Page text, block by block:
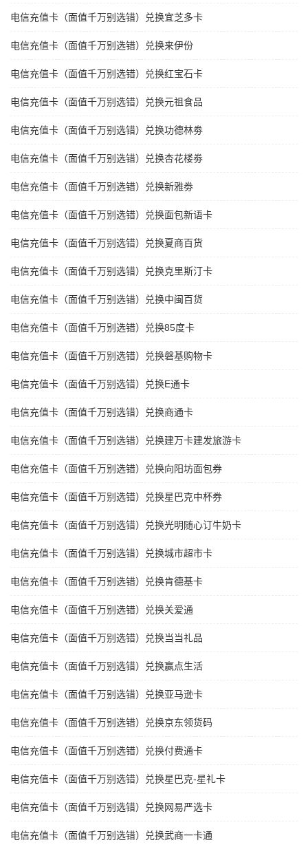
电信充值卡（面值千万别选错）兑换宜芝多卡
电信充值卡（面值千万别选错）兑换来伊份
电信充值卡（面值千万别选错）兑换红宝石卡
电信充值卡（面值千万别选错）兑换元祖食品
电信充值卡（面值千万别选错）兑换功德林劵
电信充值卡（面值千万别选错）兑换杏花楼劵
电信充值卡（面值千万别选错）兑换新雅劵
电信充值卡（面值千万别选错）兑换面包新语卡
电信充值卡（面值千万别选错）兑换夏商百货
电信充值卡（面值千万别选错）兑换克里斯汀卡
电信充值卡（面值千万别选错）兑换中闽百货
电信充值卡（面值千万别选错）兑换85度卡
电信充值卡（面值千万别选错）兑换磐基购物卡
电信充值卡（面值千万别选错）兑换E通卡
电信充值卡（面值千万别选错）兑换商通卡
电信充值卡（面值千万别选错）兑换建万卡建发旅游卡
电信充值卡（面值千万别选错）兑换向阳坊面包券
电信充值卡（面值千万别选错）兑换星巴克中杯券
电信充值卡（面值千万别选错）兑换光明随心订牛奶卡
电信充值卡（面值千万别选错）兑换城市超市卡
电信充值卡（面值千万别选错）兑换肯德基卡
电信充值卡（面值千万别选错）兑换关爱通
电信充值卡（面值千万别选错）兑换当当礼品
电信充值卡（面值千万别选错）兑换赢点生活
电信充值卡（面值千万别选错）兑换亚马逊卡
电信充值卡（面值千万别选错）兑换京东领货码
电信充值卡（面值千万别选错）兑换付费通卡
电信充值卡（面值千万别选错）兑换星巴克-星礼卡
电信充值卡（面值千万别选错）兑换网易严选卡
电信充值卡（面值千万别选错）兑换武商一卡通